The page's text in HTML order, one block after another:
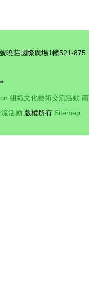
曉莊國際廣場1幢521-875
組織文化藝術交流活動 南
活動 版權所有 Sitemap